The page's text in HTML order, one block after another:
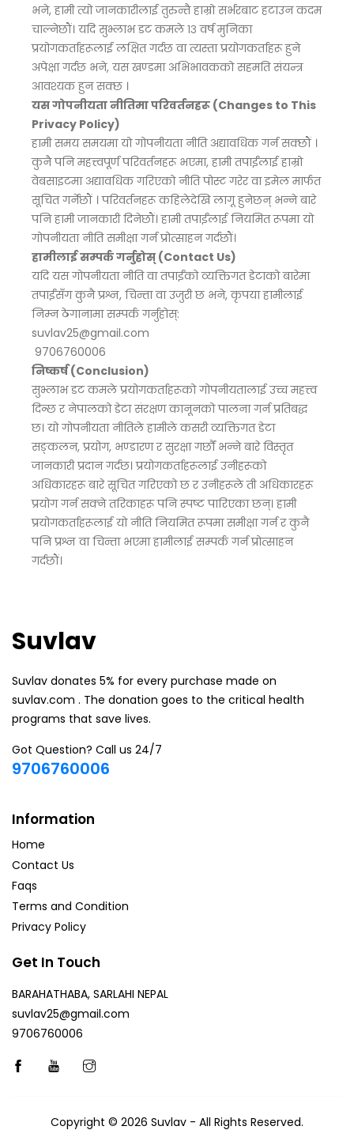
भने, हामी त्यो जानकारीलाई तुरुन्तै हाम्रो सर्भरबाट हटाउन कदम
चाल्नेछौं। यदि सुभ्लाभ डट कमले १३ वर्ष मुनिका
प्रयोगकर्ताहरूलाई लक्षित गर्दछ वा त्यस्ता प्रयोगकर्ताहरू हुने
अपेक्षा गर्दछ भने, यस खण्डमा अभिभावकको सहमति संयन्त्र
आवश्यक हुन सक्छ ।
यस गोपनीयता नीतिमा परिवर्तनहरू (Changes to This
Privacy Policy)
हामी समय समयमा यो गोपनीयता नीति अद्यावधिक गर्न सक्छौं ।
कुनै पनि महत्त्वपूर्ण परिवर्तनहरू भएमा, हामी तपाईंलाई हाम्रो
वेबसाइटमा अद्यावधिक गरिएको नीति पोस्ट गरेर वा इमेल मार्फत
सूचित गर्नेछौं । परिवर्तनहरू कहिलेदेखि लागू हुनेछन् भन्ने बारे
पनि हामी जानकारी दिनेछौं। हामी तपाईंलाई नियमित रूपमा यो
गोपनीयता नीति समीक्षा गर्न प्रोत्साहन गर्दछौं।
हामीलाई सम्पर्क गर्नुहोस् (Contact Us)
यदि यस गोपनीयता नीति वा तपाईंको व्यक्तिगत डेटाको बारेमा
तपाईंसँग कुनै प्रश्न, चिन्ता वा उजुरी छ भने, कृपया हामीलाई
निम्न ठेगानामा सम्पर्क गर्नुहोस्:
suvlav25@gmail.com
9706760006
निष्कर्ष (Conclusion)
सुभ्लाभ डट कमले प्रयोगकर्ताहरूको गोपनीयतालाई उच्च महत्त्व
दिन्छ र नेपालको डेटा संरक्षण कानूनको पालना गर्न प्रतिबद्ध
छ। यो गोपनीयता नीतिले हामीले कसरी व्यक्तिगत डेटा
सङ्कलन, प्रयोग, भण्डारण र सुरक्षा गर्छौं भन्ने बारे विस्तृत
जानकारी प्रदान गर्दछ। प्रयोगकर्ताहरूलाई उनीहरूको
अधिकारहरू बारे सूचित गरिएको छ र उनीहरूले ती अधिकारहरू
प्रयोग गर्न सक्ने तरिकाहरू पनि स्पष्ट पारिएका छन्। हामी
प्रयोगकर्ताहरूलाई यो नीति नियमित रूपमा समीक्षा गर्न र कुनै
पनि प्रश्न वा चिन्ता भएमा हामीलाई सम्पर्क गर्न प्रोत्साहन
गर्दछौं।
Suvlav
Suvlav donates 5% for every purchase made on
suvlav.com . The donation goes to the critical health
programs that save lives.
Got Question? Call us 24/7
9706760006
Information
Home
Contact Us
Faqs
Terms and Condition
Privacy Policy
Get In Touch
BARAHATHABA, SARLAHI NEPAL
suvlav25@gmail.com
9706760006
Copyright © 2026 Suvlav - All Rights Reserved.